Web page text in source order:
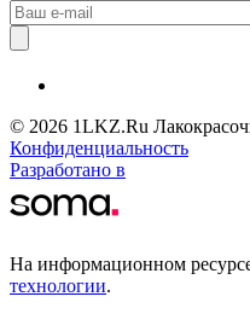
© 2026 1LKZ.Ru
Конфиденциальность
Разработано в
На информационном
технологии.